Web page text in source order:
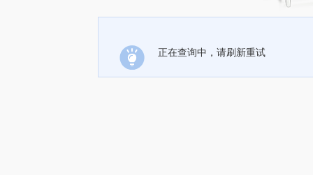
正在查询中，请刷新重试